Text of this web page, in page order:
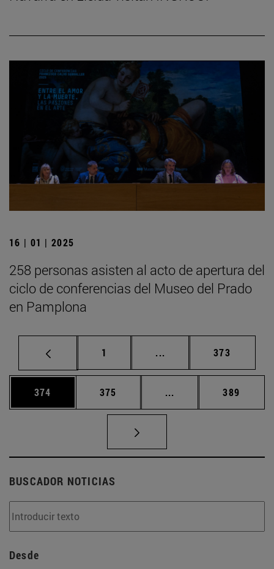
16 | 01 | 2025
258 personas asisten al acto de apertura del
ciclo de conferencias del Museo del Prado
en Pamplona
Página
1 ... Páginas intermedias
Página
373
Página
374 Página
375 ... Páginas intermedias
Página
389
BUSCADOR NOTICIAS
Desde